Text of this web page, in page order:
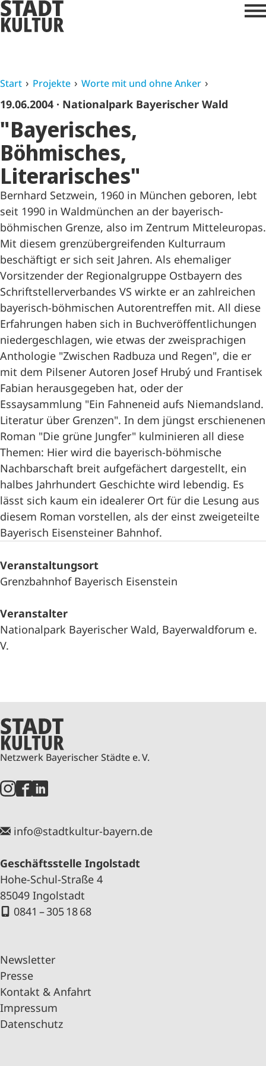
Start Projekte Worte mit und ohne Anker
19.06.2004 · Nationalpark Bayerischer Wald
"Bayerisches,
Böhmisches,
Literarisches"
Bernhard Setzwein, 1960 in München geboren, lebt
seit 1990 in Waldmünchen an der bayerisch-
böhmischen Grenze, also im Zentrum Mitteleuropas.
Mit diesem grenzübergreifenden Kulturraum
beschäftigt er sich seit Jahren. Als ehemaliger
Vorsitzender der Regionalgruppe Ostbayern des
Schriftstellerverbandes VS wirkte er an zahlreichen
bayerisch-böhmischen Autorentreffen mit. All diese
Erfahrungen haben sich in Buchveröffentlichungen
niedergeschlagen, wie etwas der zweisprachigen
Anthologie "Zwischen Radbuza und Regen", die er
mit dem Pilsener Autoren Josef Hrubý und Frantisek
Fabian herausgegeben hat, oder der
Essaysammlung "Ein Fahneneid aufs Niemandsland.
Literatur über Grenzen". In dem jüngst erschienenen
Roman "Die grüne Jungfer" kulminieren all diese
Themen: Hier wird die bayerisch-böhmische
Nachbarschaft breit aufgefächert dargestellt, ein
halbes Jahrhundert Geschichte wird lebendig. Es
lässt sich kaum ein idealerer Ort für die Lesung aus
diesem Roman vorstellen, als der einst zweigeteilte
Bayerisch Eisensteiner Bahnhof.
Veranstaltungsort
Grenzbahnhof Bayerisch Eisenstein
Veranstalter
Nationalpark Bayerischer Wald, Bayerwaldforum e.
V.
Netzwerk Bayerischer Städte e. V.
info@stadtkultur-bayern.de
Geschäftsstelle Ingolstadt
Hohe-Schul-Straße 4
85049 Ingolstadt
0841 – 305 18 68
Newsletter
Presse
Kontakt & Anfahrt
Impressum
Datenschutz